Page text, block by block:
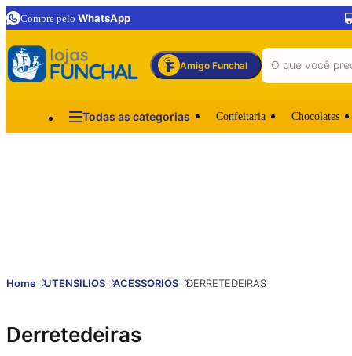
Compre pelo WhatsApp
Amigo Funchal
Todas as categorias Confeitaria Chocolates
Home UTENSILIOS ACESSORIOS DERRETEDEIRAS
Derretedeiras